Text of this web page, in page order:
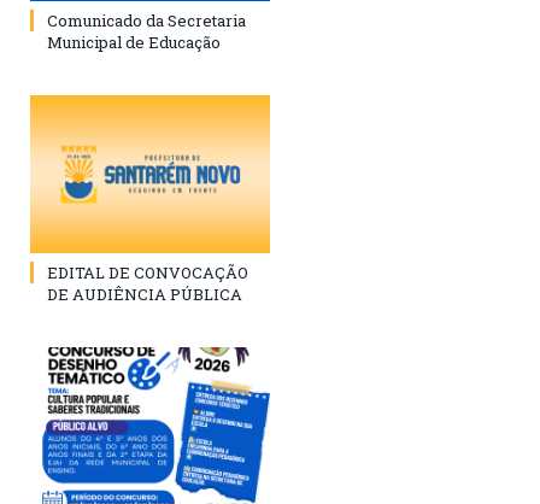
Comunicado da Secretaria
Municipal de Educação
EDITAL DE CONVOCAÇÃO
DE AUDIÊNCIA PÚBLICA